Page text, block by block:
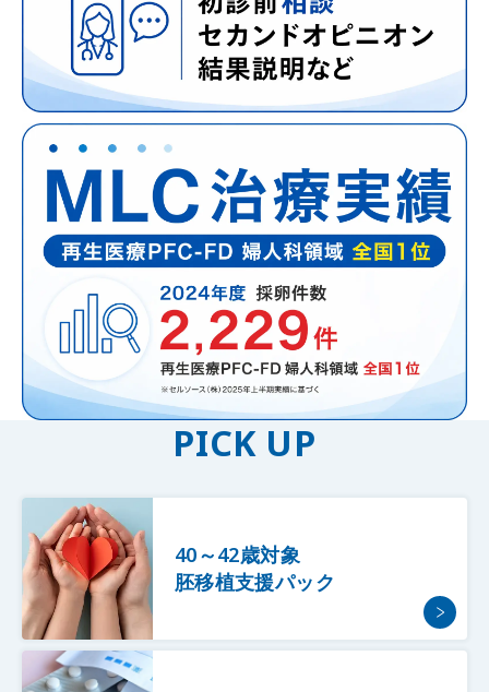
PICK UP
40～42歳対象
胚移植支援パック